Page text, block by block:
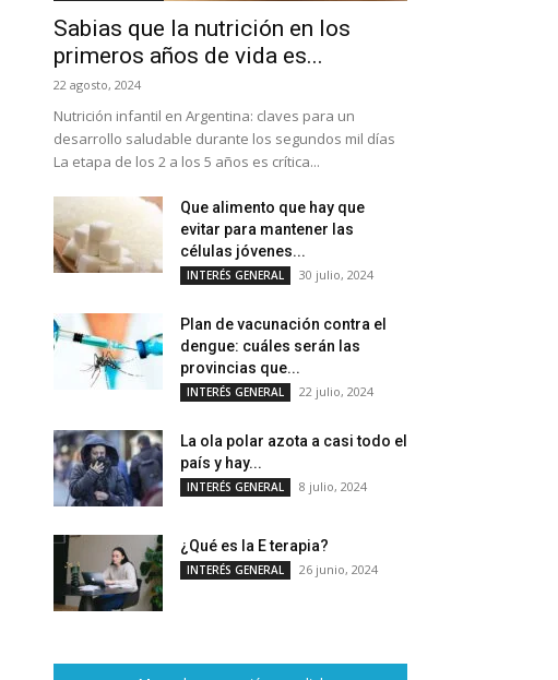
Sabias que la nutrición en los
primeros años de vida es...
22 agosto, 2024
Nutrición infantil en Argentina: claves para un
desarrollo saludable durante los segundos mil días
La etapa de los 2 a los 5 años es crítica...
Que alimento que hay que
evitar para mantener las
células jóvenes...
INTERÉS GENERAL 30 julio, 2024
Plan de vacunación contra el
dengue: cuáles serán las
provincias que...
INTERÉS GENERAL 22 julio, 2024
La ola polar azota a casi todo el
país y hay...
INTERÉS GENERAL 8 julio, 2024
¿Qué es la E terapia?
INTERÉS GENERAL 26 junio, 2024